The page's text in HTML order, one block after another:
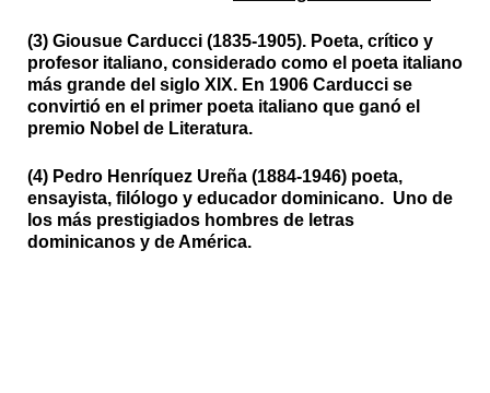
(3) Giousue Carducci (1835-1905). Poeta, crítico y
profesor italiano, considerado como el poeta italiano
más grande del siglo XIX. En 1906 Carducci se
convirtió en el primer poeta italiano que ganó el
premio Nobel de Literatura.
(4) Pedro Henríquez Ureña (1884-1946) poeta,
ensayista, filólogo y educador dominicano. Uno de
los más prestigiados hombres de letras
dominicanos y de América.